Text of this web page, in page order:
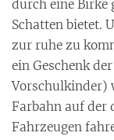
durch eine Birke
Schatten bietet.
zur ruhe zu
ein Geschenk
Vorschulkinder)
Farbahn auf der
Fahrzeugen